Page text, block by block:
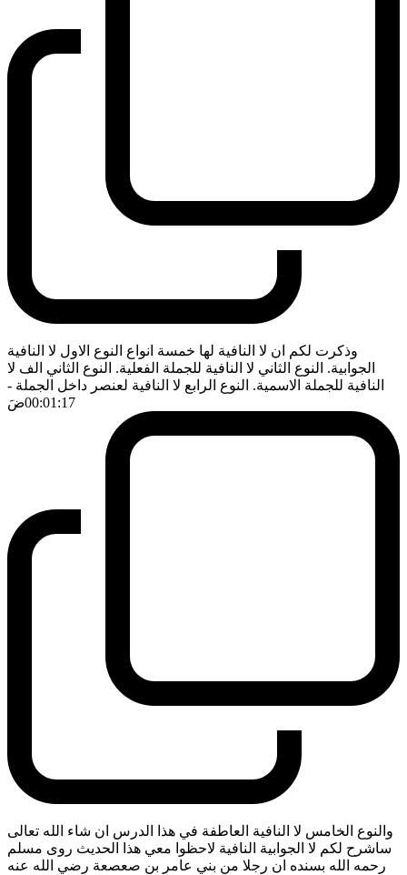
وذكرت لكم ان لا النافية لها خمسة انواع النوع الاول لا النافية
الجوابية. النوع الثاني لا النافية للجملة الفعلية. النوع الثاني الف لا
النافية للجملة الاسمية. النوع الرابع لا النافية لعنصر داخل الجملة -
00:01:17ضَ
والنوع الخامس لا النافية العاطفة في هذا الدرس ان شاء الله تعالى
ساشرح لكم لا الجوابية النافية لاحظوا معي هذا الحديث روى مسلم
رحمه الله بسنده ان رجلا من بني عامر بن صعصعة رضي الله عنه